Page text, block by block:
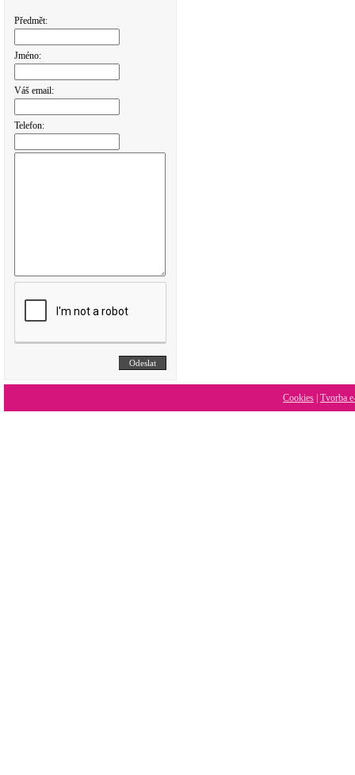
Předmět:
Jméno:
Váš email:
Telefon:
Cookies Tvorba